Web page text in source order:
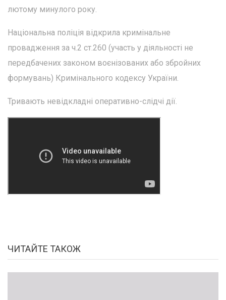
лютому минулого року.
Національна поліція відкрила кримінальне
провадження за ч.2 ст.260 (участь у діяльності не
передбачених законом воєнізованих або збройних
формувань) Кримінального кодексу України.
Тривають невідкладні оперативно-слідчі дії.
ЧИТАЙТЕ ТАКОЖ